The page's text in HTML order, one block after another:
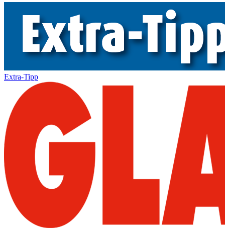
Extra-Tipp